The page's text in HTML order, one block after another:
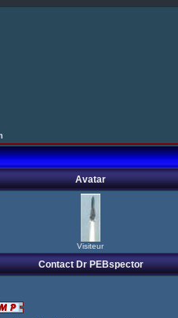
Avatar
Visiteur
Contact Dr PEBspector